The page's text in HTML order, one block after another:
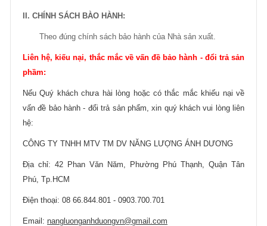
II. CHÍNH SÁCH BÀO HÀNH:
Theo đúng chính sách bảo hành của Nhà sản xuất.
Liên hệ, kiếu nại, thắc mắc về vấn đề bảo hành - đổi trả sản
phầm:
Nếu Quý khách chưa hài lòng hoặc có thắc mắc khiếu nại về
vấn đề bảo hành - đổi trả sản phẩm, xin quý khách vui lòng liên
hệ:
CÔNG TY TNHH MTV TM DV NĂNG LƯỢNG ÁNH DƯƠNG
Địa chỉ: 42 Phan Văn Năm, Phường Phú Thạnh, Quận Tân
Phú, Tp.HCM
Điện thoại: 08 66.844.801 - 0903.700.701
Email: nangluonganhduongvn@gmail.com
21/10/2021
16/10/2021